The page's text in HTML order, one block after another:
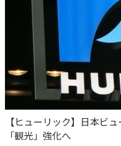
【ヒューリック】日本ビ
「観光」強化へ